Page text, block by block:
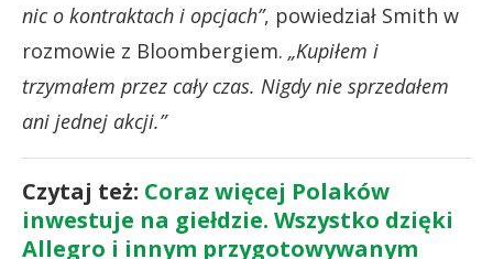
nic o kontraktach i opcjach”, powiedział Smith w
rozmowie z Bloombergiem. „Kupiłem i
trzymałem przez cały czas. Nigdy nie sprzedałem
ani jednej akcji.”
Czytaj też: Coraz więcej Polaków
inwestuje na giełdzie. Wszystko dzięki
Allegro i innym przygotowywanym